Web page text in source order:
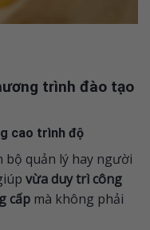
trình đào tạo
cao trình độ
bộ quản lý hay người
vừa duy trì công
cấp mà không phải